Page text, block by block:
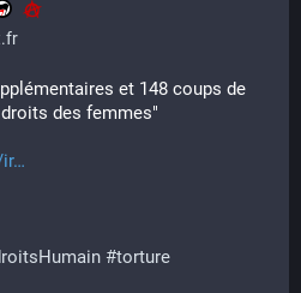
et 148 coups de
des femmes"
#torture